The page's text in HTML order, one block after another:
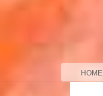
HOME